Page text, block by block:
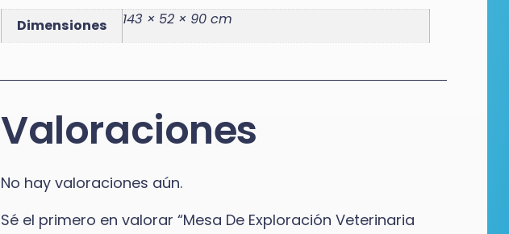
Dimensiones 143 × 52 × 90 cm
Valoraciones
No hay valoraciones aún.
Sé el primero en valorar “Mesa De Exploración Veterinaria